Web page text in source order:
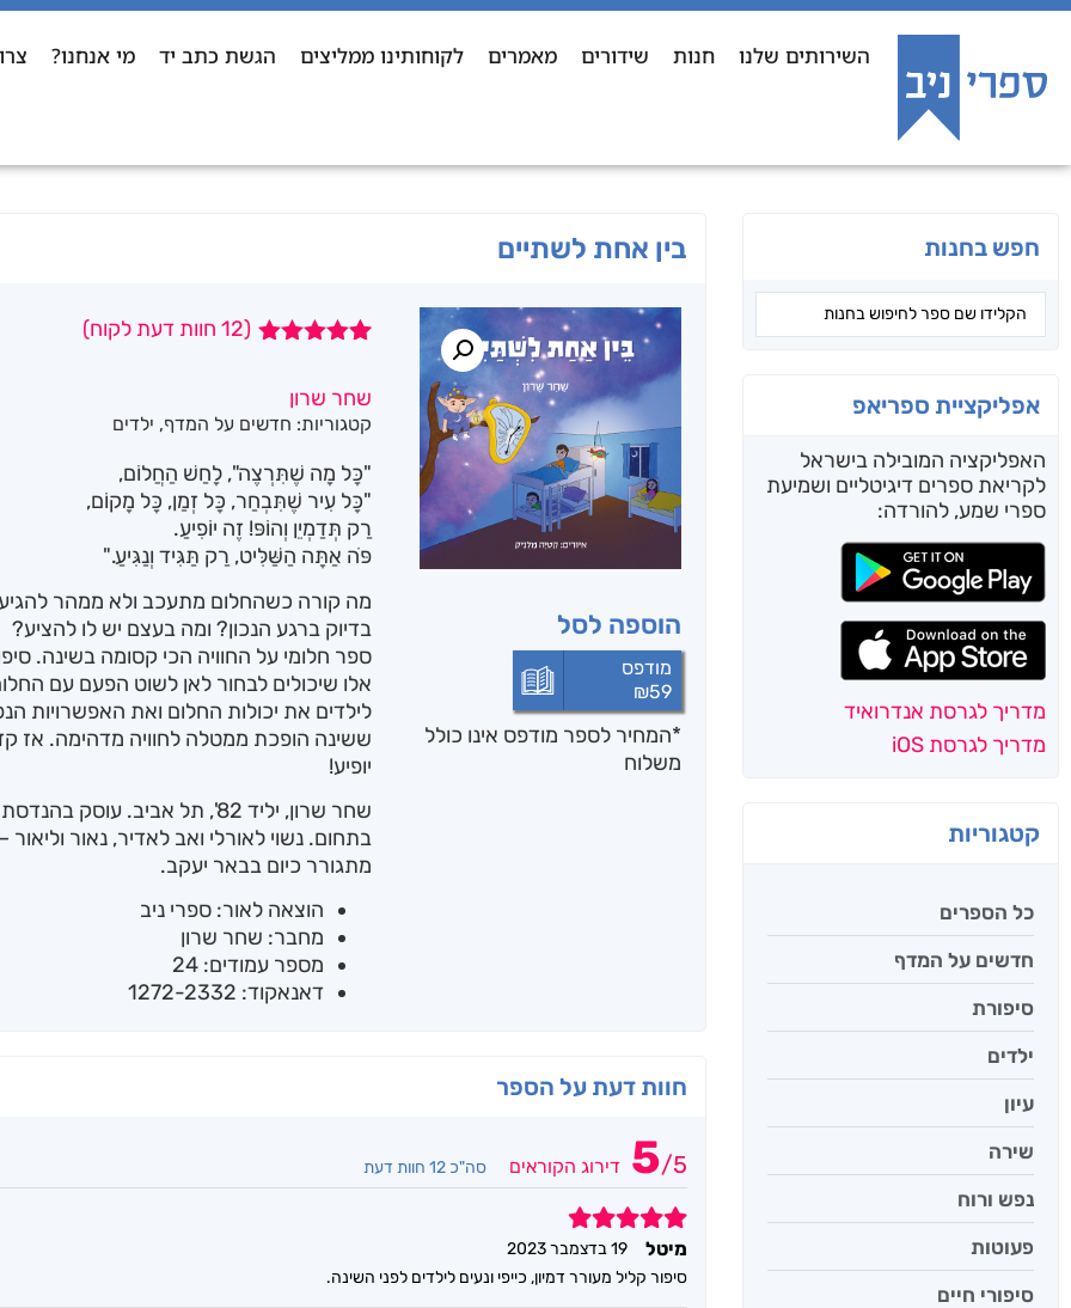
השירותים שלנו חנות שידורים מאמרים לקוחותינו ממליצים הגשת כתב יד מי אנחנו?
חפש בחנות
אפליקציית ספריאפ
האפליקציה המובילה בישראל
לקריאת ספרים דיגיטליים ושמיעת
ספרי שמע, להורדה:
מדריך לגרסת אנדרואיד
מדריך לגרסת iOS
קטגוריות
כל הספרים
חדשים על המדף
סיפורת
ילדים
עיון
שירה
נפש ורוח
פעוטות
סיפורי חיים
בין אחת לשתיים
הוספה לסל
מודפס
₪59
*המחיר לספר מודפס אינו כולל
משלוח
מבוסס על
דירוגים של
(
12 חוות דעת לקוח)
שחר שרון
קטגוריות: חדשים על המדף, ילדים
"כָּל מָה שֶׁתִּרְצֶה", לָחַשׁ הַחֲלוֹם,
"כָּל עִיר שֶׁתִּבְחַר, כָּל זְמַן, כָּל מָקוֹם,
רַק תְּדַמְיֵן וְהוֹפּ! זֶה יוֹפִיעַ.
פֹּה אַתָּה הַשַּׁלִּיט, רַק תַּגִּיד וְנַגִּיעַ."
מה קורה כשהחלום מתעכב ולא ממהר
בדיוק ברגע הנכון? ומה בעצם יש לו להציע?
ספר חלומי על החוויה הכי קסומה בשינה.
אלו שיכולים לבחור לאן לשוט הפעם עם
לילדים את יכולות החלום ואת האפשרויות
ששינה הופכת ממטלה לחוויה מדהימה. אז
יופיע!
שחר שרון, יליד 82', תל אביב.
בתחום. נשוי לאורלי ואב לאדיר, נאור
מתגורר כיום בבאר יעקב.
הוצאה לאור: ספרי ניב
מחבר: שחר שרון
מספר עמודים: 24
דאנאקוד: 1272-2332
חוות דעת על הספר
5/5 דירוג הקוראים סה"כ 12 חוות דעת
5
מיטל
19 בדצמבר 2023
סיפור קליל מעורר דמיון, כייפי ונעים לילדים לפני השינה.